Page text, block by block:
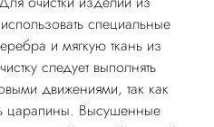
специальные
и мягкую ткань из
следует выполнять
движениями, так как
царапины. Высушенные